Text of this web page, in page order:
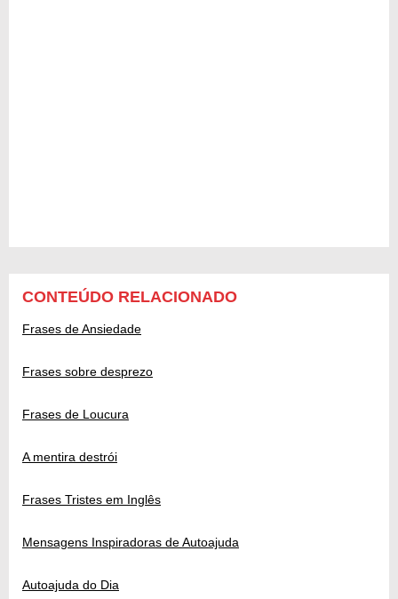
CONTEÚDO RELACIONADO
Frases de Ansiedade
Frases sobre desprezo
Frases de Loucura
A mentira destrói
Frases Tristes em Inglês
Mensagens Inspiradoras de Autoajuda
Autoajuda do Dia